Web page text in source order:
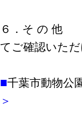
６．そ の 他
てご確認いた
■千葉市動物公
＞